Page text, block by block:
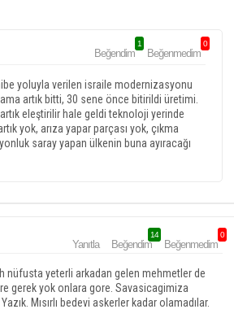
Beğendim
1
Beğenmedim
0
yoluyla verilen israile modernizasyonu
artık bitti, 30 sene önce bitirildi üretimi.
eleştirilir hale geldi teknoloji yerinde
yok, arıza yapar parçası yok, çıkma
saray yapan ülkenin buna ayıracağı
Yanıtla Beğendim
14
Beğenmedim
0
nüfusta yeterli arkadan gelen mehmetler de
gerek yok onlara gore. Savasicagimiza
Mısırlı bedevi askerler kadar olamadılar.